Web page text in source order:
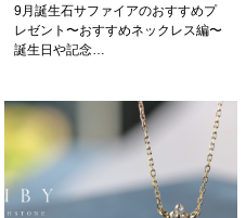
9月誕生石サファイアのおすすめプ
レゼント〜おすすめネックレス編〜
誕生日や記念…